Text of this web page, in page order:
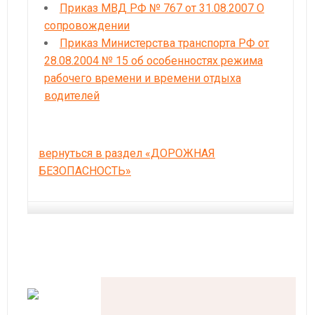
Приказ МВД РФ № 767 от 31.08.2007 О
сопровождении
Приказ Министерства транспорта РФ от
28.08.2004 № 15 об особенностях режима
рабочего времени и времени отдыха
водителей
вернуться в раздел «ДОРОЖНАЯ
БЕЗОПАСНОСТЬ»